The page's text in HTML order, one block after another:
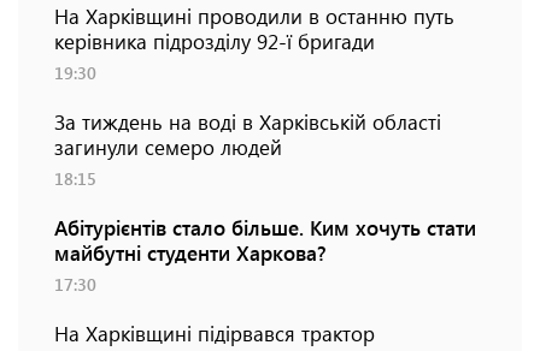
На Харківщині проводили в останню путь
керівника підрозділу 92-ї бригади
19:30
За тиждень на воді в Харківській області
загинули семеро людей
18:15
Абітурієнтів стало більше. Ким хочуть стати
майбутні студенти Харкова?
17:30
На Харківщині підірвався трактор